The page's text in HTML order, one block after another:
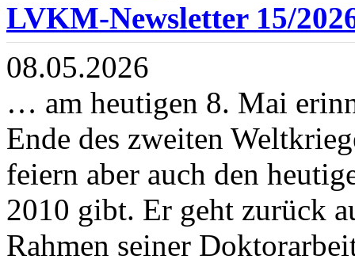
LVKM-Newsletter 15/
08.05.2026
… am heutigen 8. Mai
Ende des zweiten
feiern aber auch den
2010 gibt. Er geht zurück
Rahmen seiner